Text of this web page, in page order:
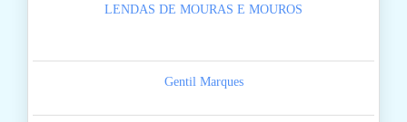
LENDAS DE MOURAS E MOUROS
Gentil Marques